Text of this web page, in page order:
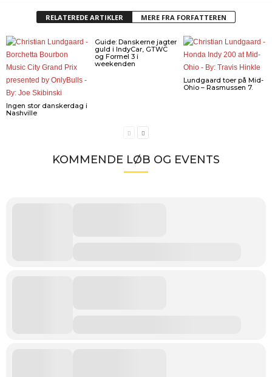
RELATEREDE ARTIKLER MERE FRA FORFATTEREN
Ingen stor danskerdag i
Nashville
Guide: Danskerne jagter
guld i IndyCar, GTWC
og Formel 3 i
weekenden
Lundgaard toer på Mid-
Ohio – Rasmussen 7.
KOMMENDE LØB OG EVENTS